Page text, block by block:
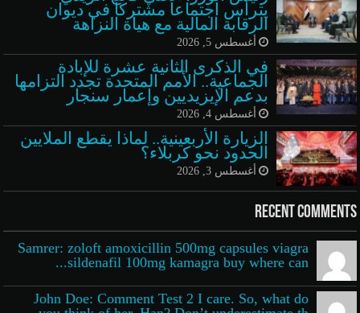
يترأس اجتماعاً مشتركاً في ديوان
الرقابة المالية مع هيأة النزاهة
أغسطس 5, 2026
في الذكرى الثانية عشرة للإبادة
الجماعية.. الأمم المتحدة تجدد التزامها
بدعم الإيزيديين وإعمار سنجار
أغسطس 4, 2026
الزيارة الأربعينية.. لماذا يقطع الملايين
الحدود نحو كربلاء؟
أغسطس 3, 2026
Recent Comments
Samrer: zoloft amoxicillin 500mg capsules viagra
sildenafil 100mg kamagra buy where can...
John Doe: Comment Test 2 I care. So, what do